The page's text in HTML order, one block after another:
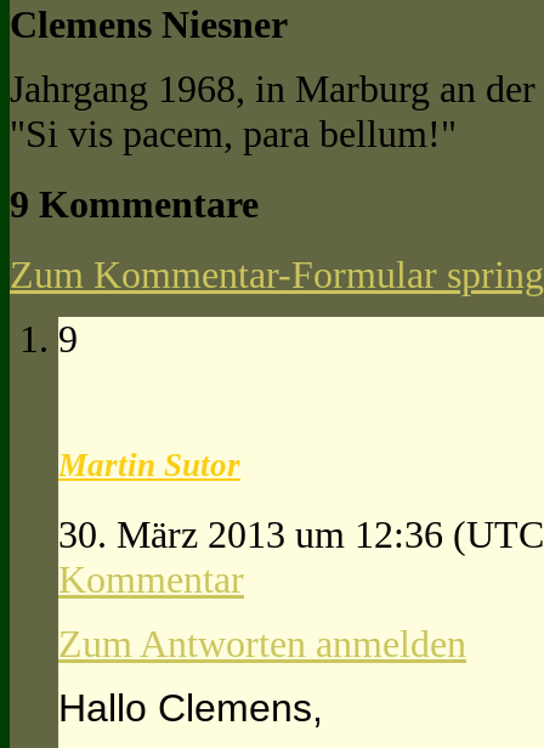
Clemens Niesner
Jahrgang 1968, in Marburg an
"Si vis pacem, para bellum!"
9 Kommentare
Zum Kommentar-Formular
9
Martin Sutor
30. März 2013 um 12:36
Kommentar
Zum Antworten anmelden
Hallo Clemens,